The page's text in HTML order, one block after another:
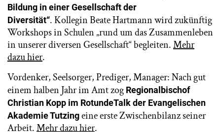
Bildung in einer Gesellschaft der
Diversität“. Kollegin Beate Hartmann wird zukünftig
Workshops in Schulen „rund um das Zusammenleben
in unserer diversen Gesellschaft“ begleiten.Mehr
dazu hier.
Vordenker, Seelsorger, Prediger, Manager: Nach gut
einem halben Jahr im Amt zog Regionalbischof
Christian Kopp im RotundeTalk der Evangelischen
Akademie Tutzingeine erste Zwischenbilanz seiner
Arbeit.Mehr dazu hier.